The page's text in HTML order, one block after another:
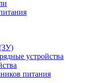
устройства
питания